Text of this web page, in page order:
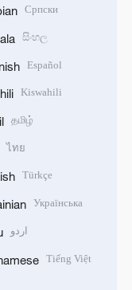
Српски
සිංහල
Español
Kiswahili
தமிழ்
ไทย
Türkçe
Українська
اردو
Tiếng Việt